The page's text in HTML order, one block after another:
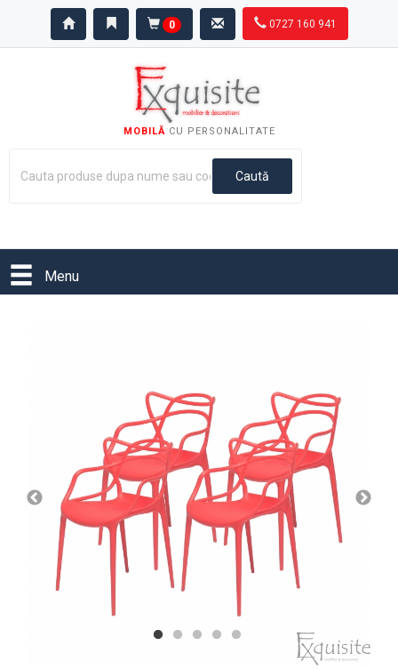
0 0727 160 941
MOBILĂCU PERSONALITATE
Menu